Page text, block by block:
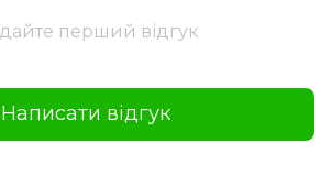
перший відгук
Написати відгук